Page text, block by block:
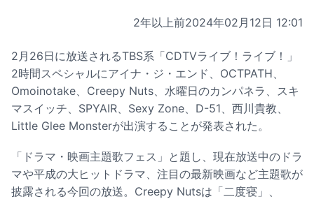
2年以上前2024年02月12日 12:01
2月26日に放送されるTBS系「CDTVライブ！ライブ！」
2時間スペシャルにアイナ・ジ・エンド、OCTPATH、
Omoinotake、Creepy Nuts、水曜日のカンパネラ、スキ
マスイッチ、SPYAIR、Sexy Zone、D-51、西川貴教、
Little Glee Monsterが出演することが発表された。
「ドラマ・映画主題歌フェス」と題し、現在放送中のドラ
マや平成の大ヒットドラマ、注目の最新映画など主題歌が
披露される今回の放送。Creepy Nutsは「二度寝」、